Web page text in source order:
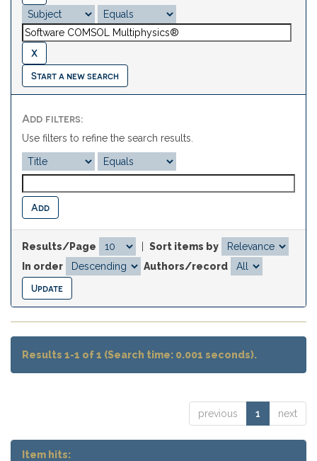
Start a new search
Add filters:
Use filters to refine the search results.
Results/Page
Sort items by
In order
Authors/record
Results 1-1 of 1 (Search time: 0.001 seconds).
previous 1 next
Item hits: